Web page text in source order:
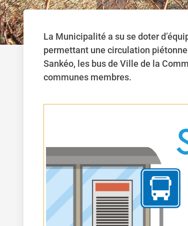
La Municipalité a su se doter
permettant une circulation
Sankéo, les bus de Ville de la
communes membres.